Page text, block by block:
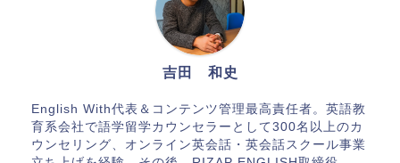
吉田 和史
English With代表＆コンテンツ管理最高責任者。英語教
育系会社で語学留学カウンセラーとして300名以上のカ
ウンセリング、オンライン英会話・英会話スクール事業